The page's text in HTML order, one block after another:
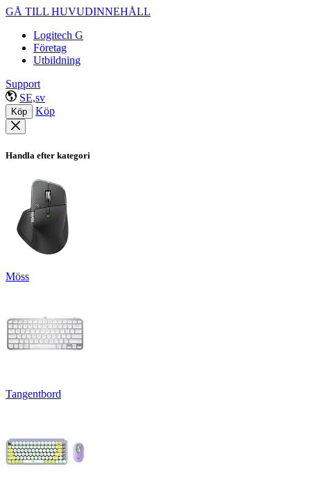
GÅ TILL HUVUDINNEHÅLL
Logitech G
Företag
Utbildning
Support
SE,sv
Köp Köp
Handla efter kategori
Möss
Tangentbord